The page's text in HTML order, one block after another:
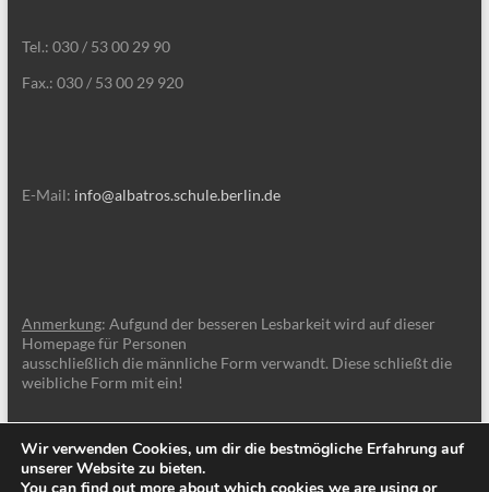
Tel.: 030 / 53 00 29 90
Fax.: 030 / 53 00 29 920
E-Mail: info@albatros.schule.berlin.de
Anmerkung: Aufgund der besseren Lesbarkeit wird auf dieser
Homepage für Personen
ausschließlich die männliche Form verwandt. Diese schließt die
weibliche Form mit ein!
Wir verwenden Cookies, um dir die bestmögliche Erfahrung auf
unserer Website zu bieten.